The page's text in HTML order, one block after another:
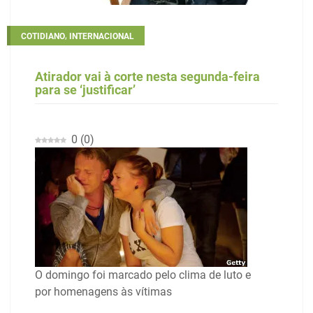
COTIDIANO, INTERNACIONAL
Atirador vai à corte nesta segunda-feira
para se ‘justificar’
0 (0)
O domingo foi marcado pelo clima de luto e
por homenagens às vítimas